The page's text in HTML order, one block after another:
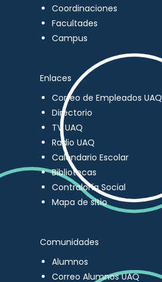
Coordinaciones
Facultades
Campus
Enlaces
Correo de Empleados UAQ
Directorio
TV UAQ
Radio UAQ
Calendario Escolar
Bibliotecas
Contraloría Social
Mapa de sitio
Comunidades
Alumnos
Correo Alumnos UAQ